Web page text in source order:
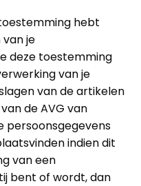
hebt
je
deze toestemming
van je
van de artikelen
de AVG van
persoonsgegevens
indien dit
van een
bent of wordt, dan